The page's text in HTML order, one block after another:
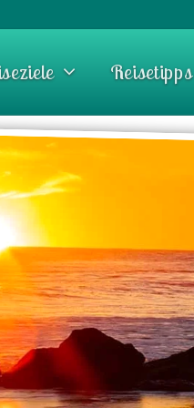
Reisetipps